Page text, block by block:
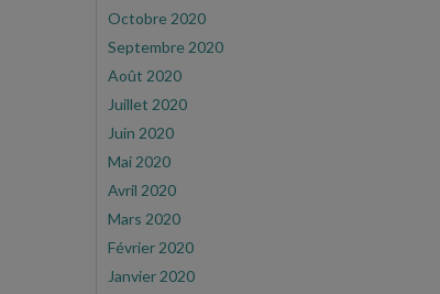
Octobre 2020
Septembre 2020
Août 2020
Juillet 2020
Juin 2020
Mai 2020
Avril 2020
Mars 2020
Février 2020
Janvier 2020